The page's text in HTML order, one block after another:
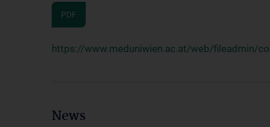
PDF
https://www.meduniwien.ac.at/web/fileadmin/
News